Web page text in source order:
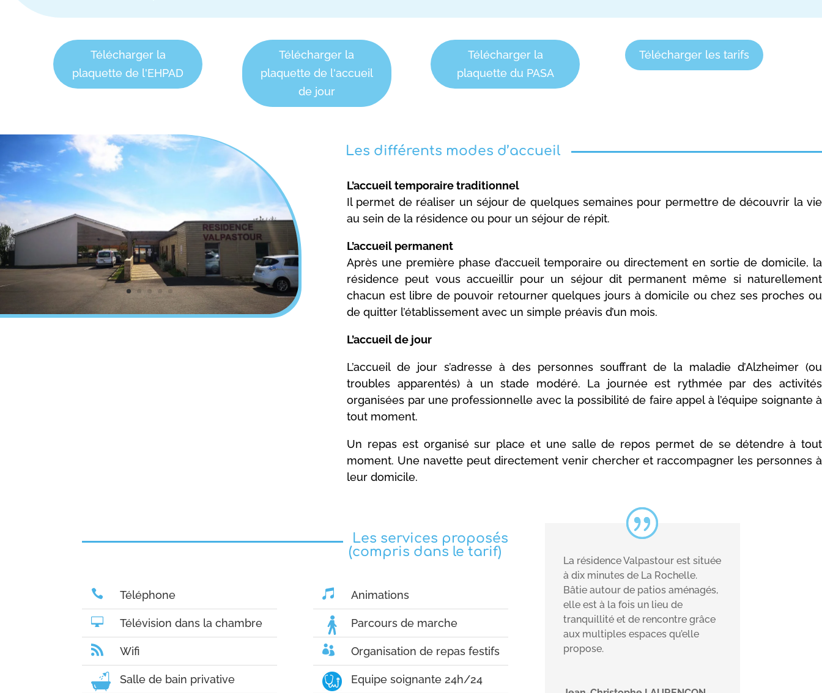
Télécharger la
plaquette de l'EHPAD
Télécharger la
plaquette de l'accueil
de jour
Télécharger la
plaquette du PASA
Télécharger les tarifs
Les différents modes d’accueil
L’accueil temporaire traditionnel
Il permet de réaliser un séjour de quelques semaines pour permettre de découvrir la vie
au sein de la résidence ou pour un séjour de répit.
L’accueil permanent
Après une première phase d’accueil temporaire ou directement en sortie de domicile, la
résidence peut vous accueillir pour un séjour dit permanent même si naturellement
chacun est libre de pouvoir retourner quelques jours à domicile ou chez ses proches ou
de quitter l’établissement avec un simple préavis d’un mois.
L’accueil de jour
L’accueil de jour s’adresse à des personnes souffrant de la maladie d’Alzheimer (ou
troubles apparentés) à un stade modéré. La journée est rythmée par des activités
organisées par une professionnelle avec la possibilité de faire appel à l’équipe soignante à
tout moment.
Un repas est organisé sur place et une salle de repos permet de se détendre à tout
moment. Une navette peut directement venir chercher et raccompagner les personnes à
leur domicile.
Les services proposés
Les services proposés
(compris dans le tarif)
 Téléphone
 Télévision dans la chambre
 Wifi
Salle de bain privative
 Animations
Parcours de marche
 Organisation de repas festifs
Equipe soignante 24h/24
La résidence Valpastour est située
à dix minutes de La Rochelle.
Bâtie autour de patios aménagés,
elle est à la fois un lieu de
tranquillité et de rencontre grâce
aux multiples espaces qu’elle
propose.